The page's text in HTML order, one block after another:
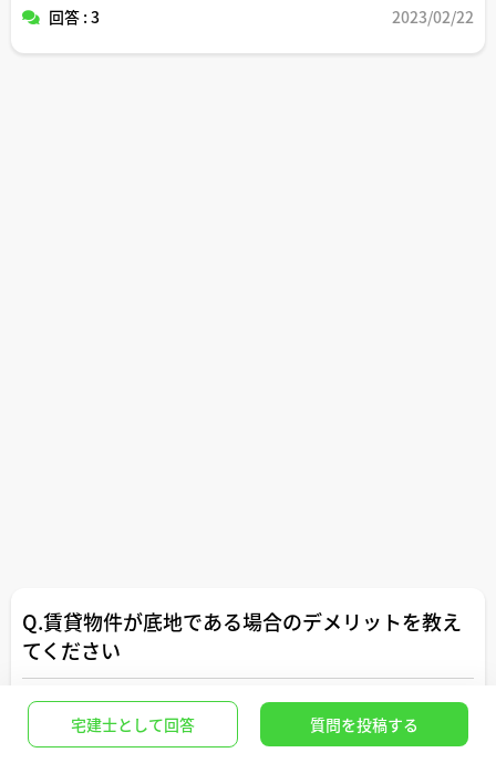
回答 : 3 2023/02/22
Q.賃貸物件が底地である場合のデメリットを教え
てください
借主、保証人側の悩み
借主として賃貸物件が底地であるデメリットを教えてくだ
宅建士として回答 質問を投稿する